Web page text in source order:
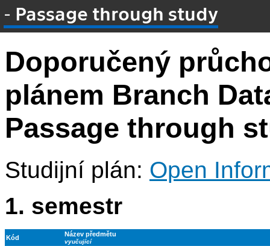
- Passage through study
Doporučený
plánem Branch
Passage through
Studijní plán: Open
1. semestr
Kód Název předmětu
vyučující